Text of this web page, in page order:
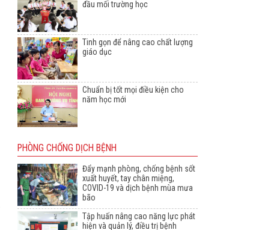
đầu mối trường học
Tinh gọn để nâng cao chất lượng
giáo dục
Chuẩn bị tốt mọi điều kiện cho
năm học mới
PHÒNG CHỐNG DỊCH BỆNH
Đẩy mạnh phòng, chống bệnh sốt
xuất huyết, tay chân miệng,
COVID-19 và dịch bệnh mùa mưa
bão
Tập huấn nâng cao năng lực phát
hiện và quản lý, điều trị bệnh